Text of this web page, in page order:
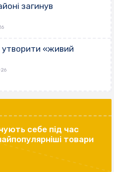
загинув
«живий
себе під час
товари